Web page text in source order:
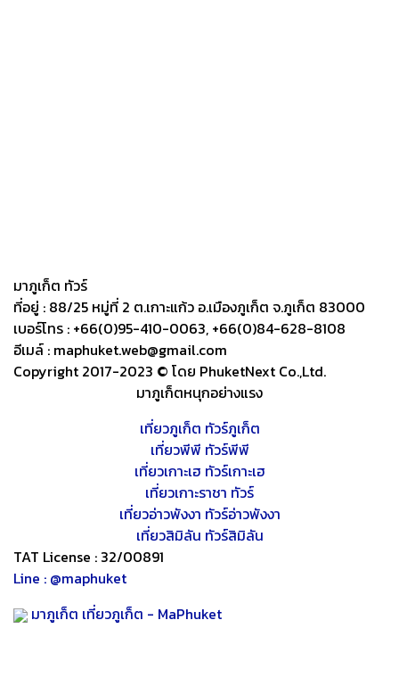
มาภูเก็ต ทัวร์
ที่อยู่ : 88/25 หมู่ที่ 2 ต.เกาะแก้ว อ.เมืองภูเก็ต จ.ภูเก็ต 83000
เบอร์โทร : +66(0)95-410-0063, +66(0)84-628-8108
อีเมล์ : maphuket.web@gmail.com
Copyright 2017-2023 © โดย PhuketNext Co.,Ltd.
มาภูเก็ตหนุกอย่างแรง
เที่ยวภูเก็ต ทัวร์ภูเก็ต
เที่ยวพีพี ทัวร์พีพี
เที่ยวเกาะเฮ ทัวร์เกาะเฮ
เที่ยวเกาะราชา ทัวร์
เที่ยวอ่าวพังงา ทัวร์อ่าวพังงา
เที่ยวสิมิลัน ทัวร์สิมิลัน
TAT License : 32/00891
Line : @maphuket
มาภูเก็ต เที่ยวภูเก็ต - MaPhuket